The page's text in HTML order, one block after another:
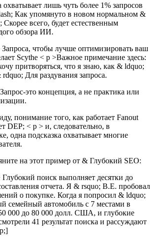
лишь чуть более 1% запросов
Как упомянуто в новом нормальном &
всего, будет естественным
обзора ИИ.
чтобы лучше оптимизировать ваш
Scythe < p >Важное примечание здесь:
притворяться, что я знаю, как & ldquo;
Для раздувания запроса.
это концепция, а не практика или
понимание того, как работает Fanout
DEP; < p > и, следовательно, в
одна подсказка охватывает многие
на этот пример от & Глубокий SEO:
поиск выполняет десятки до
отчета. Я & rsquo; В.Е. пробовал
о покупке. Когда я попросил & ldquo;
семейный автомобиль с 7 местами в
000 до 80 000 долл. США, и глубокие
41 результат поиска и рассуждают